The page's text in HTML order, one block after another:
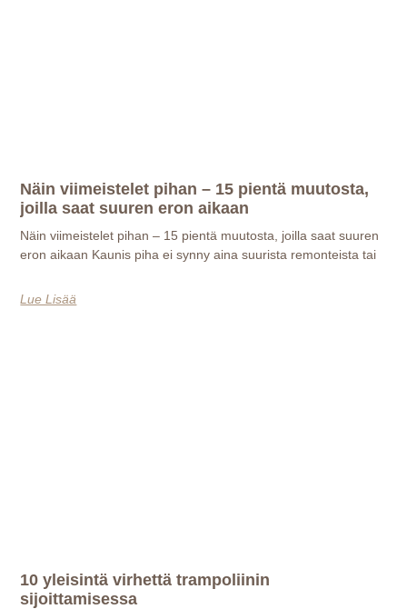
Näin viimeistelet pihan – 15 pientä muutosta,
joilla saat suuren eron aikaan
Näin viimeistelet pihan – 15 pientä muutosta, joilla saat suuren
eron aikaan Kaunis piha ei synny aina suurista remonteista tai
Lue Lisää
10 yleisintä virhettä trampoliinin
sijoittamisessa